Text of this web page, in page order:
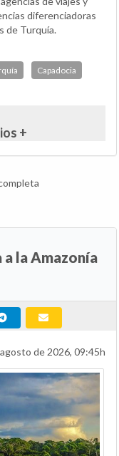
diferenciadoras
de Turquía.
Capadocia
+
la Amazonía
de 2026, 09:45h